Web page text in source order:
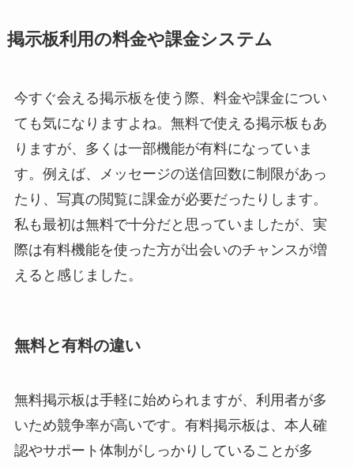
掲示板利用の料金や課金システム
今すぐ会える掲示板を使う際、料金や課金につい
ても気になりますよね。無料で使える掲示板もあ
りますが、多くは一部機能が有料になっていま
す。例えば、メッセージの送信回数に制限があっ
たり、写真の閲覧に課金が必要だったりします。
私も最初は無料で十分だと思っていましたが、実
際は有料機能を使った方が出会いのチャンスが増
えると感じました。
無料と有料の違い
無料掲示板は手軽に始められますが、利用者が多
いため競争率が高いです。有料掲示板は、本人確
認やサポート体制がしっかりしていることが多